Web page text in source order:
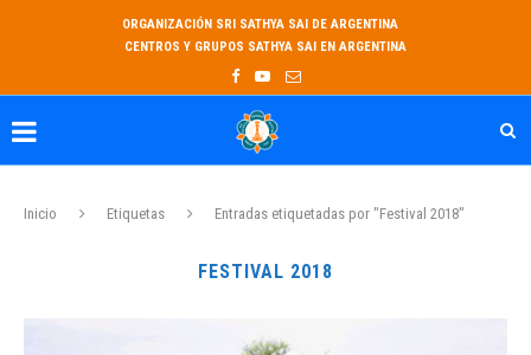
ORGANIZACIÓN SRI SATHYA SAI DE ARGENTINA
CENTROS Y GRUPOS SATHYA SAI EN ARGENTINA
Inicio Etiquetas Entradas etiquetadas por "Festival 2018"
FESTIVAL 2018